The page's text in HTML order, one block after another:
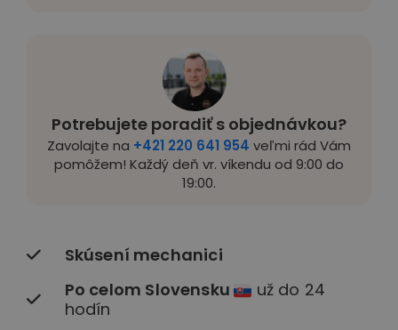
Potrebujete poradiť s objednávkou?
Zavolajte na +421 220 641 954 veľmi rád Vám
pomôžem! Každý deň vr. víkendu od 9:00 do
19:00.
Skúsení mechanici
Po celom Slovensku
už do 24
hodín